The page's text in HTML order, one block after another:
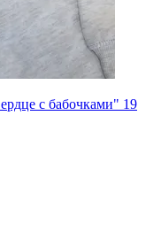
с бабочками" 19